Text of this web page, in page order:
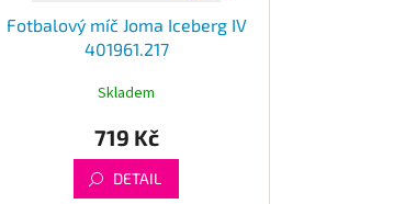
Fotbalový míč Joma Iceberg IV
401961.217
Skladem
719 Kč
DETAIL